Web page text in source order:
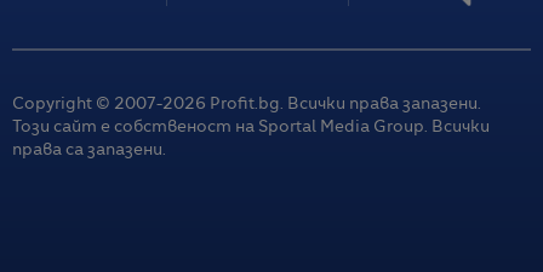
Златото отново набира скорост след шест трудни
месеца
Copyright © 2007-2026 Profit.bg. Всички права запазени.
Този сайт е собственост на Sportal Media Group. Всички
права са запазени.